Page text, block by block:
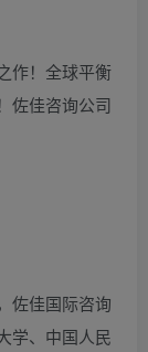
作！全球平衡
佐佳咨询公司
佐佳国际咨询
学、中国人民